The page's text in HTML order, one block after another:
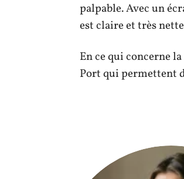
palpable. Avec un
est claire et très
En ce qui concerne
Port qui permettent